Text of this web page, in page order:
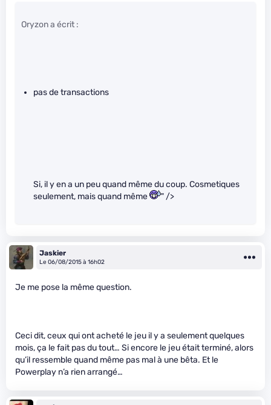
Oryzon a écrit :
pas de transactions
Si, il y en a un peu quand même du coup. Cosmetiques
seulement, mais quand même
" />
Jaskier
Le 06/08/2015 à 16h02
Je me pose la même question.
Ceci dit, ceux qui ont acheté le jeu il y a seulement quelques
mois, ça le fait pas du tout… Si encore le jeu était terminé, alors
qu’il ressemble quand même pas mal à une bêta. Et le
Powerplay n’a rien arrangé…